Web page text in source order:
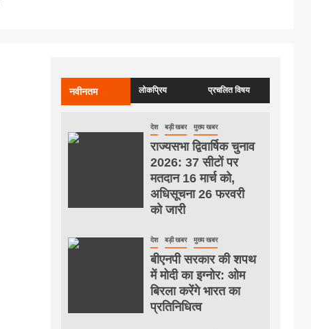
नवीनतम लोकप्रिय प्रचलित विषय
देश बड़ी खबर मुख्य खबर
राज्यसभा द्विवार्षिक चुनाव
2026: 37 सीटों पर
मतदान 16 मार्च को,
अधिसूचना 26 फरवरी
को जारी
देश बड़ी खबर मुख्य खबर
बीएनपी सरकार की शपथ
में मोदी का इग्नोर: ओम
बिरला करेंगे भारत का
प्रतिनिधित्व